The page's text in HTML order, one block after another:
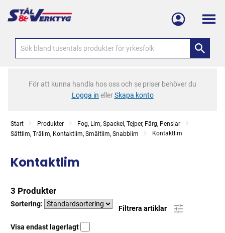
Meny
För att kunna handla hos oss och se priser behöver du
Logga in ellerSkapa konto
Start Produkter
Fog, Lim, Spackel, Tejper, Färg, Penslar
Sättlim, Trälim, Kontaktlim, Smältlim, Snabblim
Kontaktlim
Kontaktlim
3 Produkter
Sortering:
Filtrera artiklar
Visa endast lagerlagt